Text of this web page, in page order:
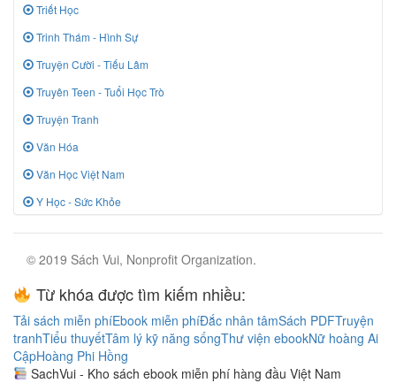
Triết Học
Trinh Thám - Hình Sự
Truyện Cười - Tiếu Lâm
Truyên Teen - Tuổi Học Trò
Truyện Tranh
Văn Hóa
Văn Học Việt Nam
Y Học - Sức Khỏe
© 2019 Sách Vui, Nonprofit Organization.
Từ khóa được tìm kiếm nhiều:
Tải sách miễn phíEbook miễn phíĐắc nhân tâmSách PDFTruyện
tranhTiểu thuyếtTâm lý kỹ năng sốngThư viện ebookNữ hoàng Ai
CậpHoàng Phi Hồng
SachVui - Kho sách ebook miễn phí hàng đầu Việt Nam